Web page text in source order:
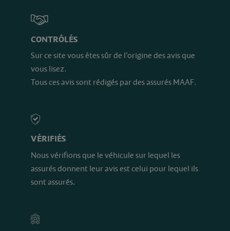
CONTRÔLÉS
Sur ce site vous êtes sûr de l’origine des avis que
vous lisez.
Tous ces avis sont rédigés par des assurés MAAF.
VÉRIFIÉS
Nous vérifions que le véhicule sur lequel les
assurés donnent leur avis est celui pour lequel ils
sont assurés.